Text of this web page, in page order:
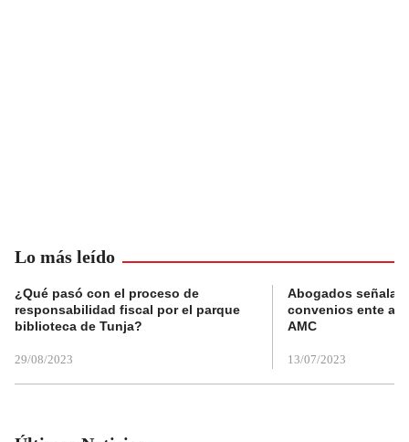
Lo más leído
¿Qué pasó con el proceso de
responsabilidad fiscal por el parque
biblioteca de Tunja?
29/08/2023
Abogados
convenios ente
AMC
13/07/2023